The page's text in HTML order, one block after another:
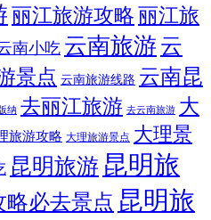
丽江旅游攻略 丽江旅
南小吃 云南旅游 云
景点 云南旅游线路 云南昆
纳 去丽江旅游 去云南旅游 大
旅游攻略 大理旅游景点 大理景
昆明旅游 昆明旅
略必去景点 昆明旅